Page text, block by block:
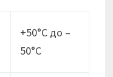
+50°С до –
50°С